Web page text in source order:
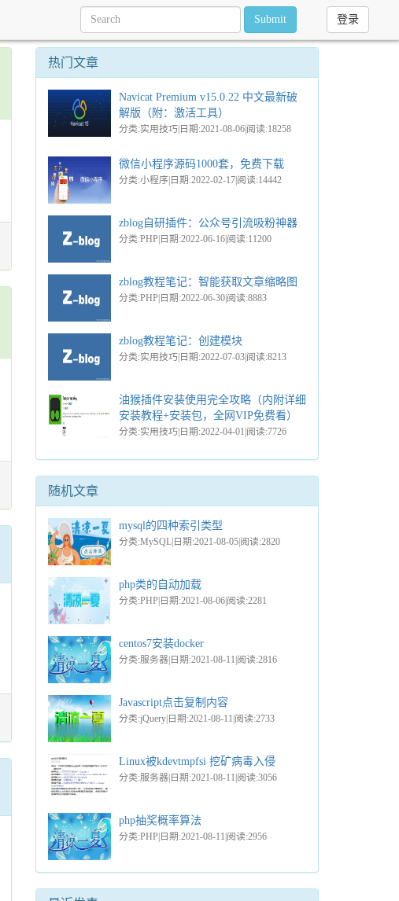
Submit 登录
热门文章
Navicat Premium v15.0.22 中文最新破
解版（附：激活工具）
分类:实用技巧|日期:2021-08-06|阅读:18258
微信小程序源码1000套，免费下载
分类:小程序|日期:2022-02-17|阅读:14442
zblog自研插件：公众号引流吸粉神器
分类:PHP|日期:2022-06-16|阅读:11200
zblog教程笔记：智能获取文章缩略图
分类:PHP|日期:2022-06-30|阅读:8883
zblog教程笔记：创建模块
分类:实用技巧|日期:2022-07-03|阅读:8213
油猴插件安装使用完全攻略（内附详细
安装教程+安装包，全网VIP免费看）
分类:实用技巧|日期:2022-04-01|阅读:7726
随机文章
mysql的四种索引类型
分类:MySQL|日期:2021-08-05|阅读:2820
php类的自动加载
分类:PHP|日期:2021-08-06|阅读:2281
centos7安装docker
分类:服务器|日期:2021-08-11|阅读:2816
Javascript点击复制内容
分类:jQuery|日期:2021-08-11|阅读:2733
Linux被kdevtmpfsi 挖矿病毒入侵
分类:服务器|日期:2021-08-11|阅读:3056
php抽奖概率算法
分类:PHP|日期:2021-08-11|阅读:2956